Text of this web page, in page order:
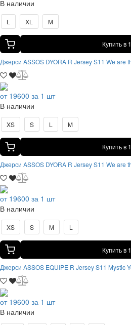
В наличии
L XL M
Купить в
Джерси ASSOS DYORA R Jersey S11 We are
от 19600 за 1 шт
В наличии
XS S L M
Купить в
Джерси ASSOS DYORA R Jersey S11 We are
от 19600 за 1 шт
В наличии
XS S M L
Купить в
Джерси ASSOS EQUIPE R Jersey S11 Mystic
от 19600 за 1 шт
В наличии